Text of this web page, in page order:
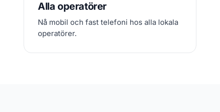
Alla operatörer
Nå mobil och fast telefoni hos alla lokala
operatörer.